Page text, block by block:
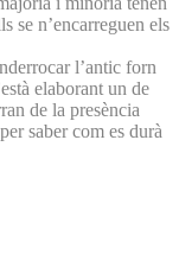
se n’encarreguen els
l’antic forn
elaborant un de
de la presència
saber com es durà